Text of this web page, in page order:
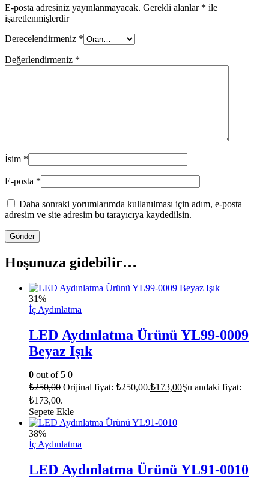
E-posta adresiniz yayınlanmayacak. Gerekli alanlar * ile
işaretlenmişlerdir
Derecelendirmeniz *
Değerlendirmeniz *
İsim *
E-posta *
Daha sonraki yorumlarımda kullanılması için adım, e-posta
adresim ve site adresim bu tarayıcıya kaydedilsin.
Hoşunuza gidebilir…
31%
İç Aydınlatma
LED Aydınlatma Ürünü YL99-0009
Beyaz Işık
0 out of 5 0
₺250,00 Orijinal fiyat: ₺250,00.₺173,00Şu andaki fiyat:
₺173,00.
Sepete Ekle
38%
İç Aydınlatma
LED Aydınlatma Ürünü YL91-0010